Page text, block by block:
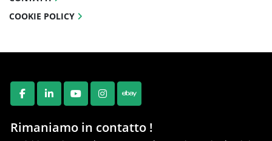
FACEBOOK
LINKEDINYOUTUBEINSTAGRAM
EBAY
Rimaniamo in contatto !
COOKIE POLICY